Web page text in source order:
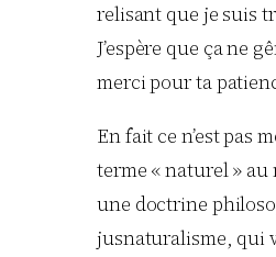
relisant que je suis
J’espère que ça ne
merci pour ta
En fait ce n’est pas
terme « naturel » au
une doctrine
jusnaturalisme, qui